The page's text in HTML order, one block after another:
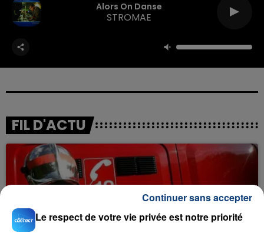
Alors On Danse
STROMAE
FIL D'ACTU
Le respect de votre vie privée est notre priorité
Continuer sans accepter